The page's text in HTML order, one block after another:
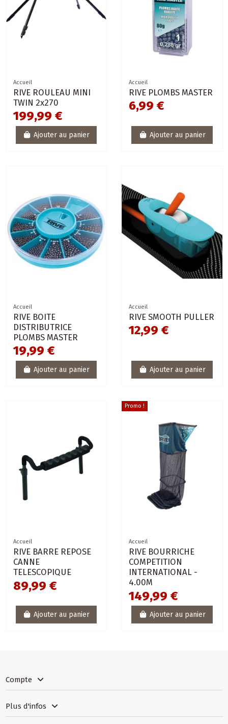
Accueil
RIVE ROULEAU MINI
TWIN 2x270
199,99 €
Ajouter au panier
Accueil
RIVE PLOMBS MASTER
6,99 €
Ajouter au panier
Accueil
RIVE BOITE
DISTRIBUTRICE
PLOMBS MASTER
19,99 €
Ajouter au panier
Accueil
RIVE SMOOTH PULLER
12,99 €
Ajouter au panier
Accueil
RIVE BARRE REPOSE
CANNE
TELESCOPIQUE
89,99 €
Ajouter au panier
Promo !
Accueil
RIVE BOURRICHE
COMPETITION
INTERNATIONAL -
4.00M
149,99 €
Ajouter au panier
Compte
Plus d'infos